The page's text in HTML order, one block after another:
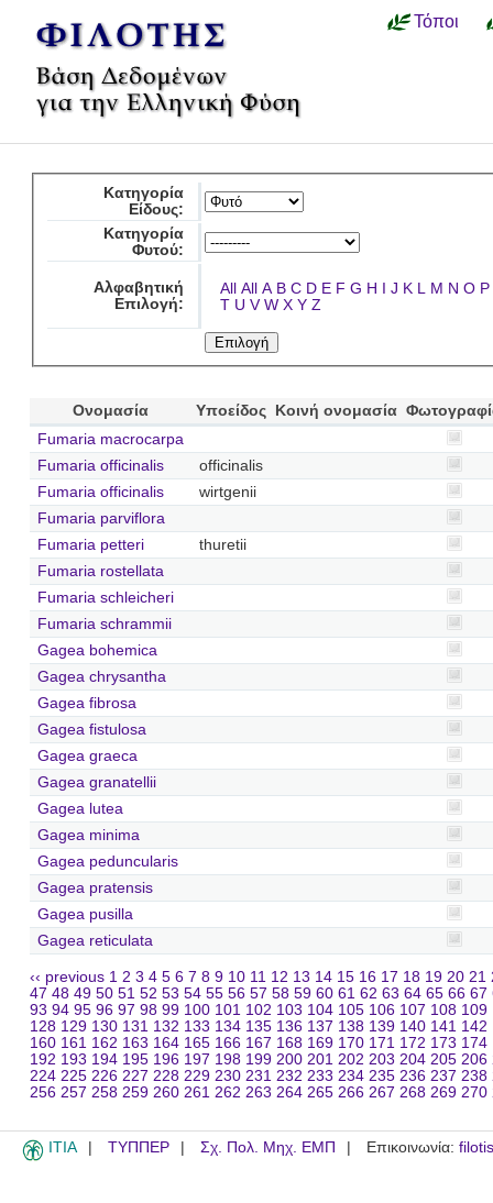
Τόποι
Κατηγορία
Είδους:
Κατηγορία
Φυτού:
Αλφαβητική
Επιλογή:
All All A B C D E F G H I J K L M N O P
T U V W X Y Z
Ονομασία Υποείδος Κοινή ονομασία
Fumaria macrocarpa
Fumaria officinalis
officinalis
Fumaria officinalis
wirtgenii
Fumaria parviflora
Fumaria petteri
thuretii
Fumaria rostellata
Fumaria schleicheri
Fumaria schrammii
Gagea bohemica
Gagea chrysantha
Gagea fibrosa
Gagea fistulosa
Gagea graeca
Gagea granatellii
Gagea lutea
Gagea minima
Gagea peduncularis
Gagea pratensis
Gagea pusilla
Gagea reticulata
‹‹ previous 1 2 3 4 5 6 7 8 9 10 11 12 13 14 15 16 17 18 19 20 21
47 48 49 50 51 52 53 54 55 56 57 58 59 60 61 62 63 64 65 66 67
93 94 95 96 97 98 99 100 101 102 103 104 105 106 107 108 109
128 129 130 131 132 133 134 135 136 137 138 139 140 141 142
160 161 162 163 164 165 166 167 168 169 170 171 172 173 174
192 193 194 195 196 197 198 199 200 201 202 203 204 205 206
224 225 226 227 228 229 230 231 232 233 234 235 236 237 238
256 257 258 259 260 261 262 263 264 265 266 267 268 269 270
ITIA ΤΥΠΠΕΡ Σχ. Πολ. Μηχ. ΕΜΠ Επικοινωνία: